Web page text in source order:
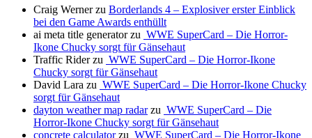
Craig Wernerzu Borderlands 4 – Explosiver erster Einblick
bei den Game Awards enthüllt
ai meta title generatorzu WWE SuperCard – Die Horror-
Ikone Chucky sorgt für Gänsehaut
Traffic Riderzu WWE SuperCard – Die Horror-Ikone
Chucky sorgt für Gänsehaut
David Lara zu WWE SuperCard – Die Horror-Ikone Chucky
sorgt für Gänsehaut
dayton weather map radarzu WWE SuperCard – Die
Horror-Ikone Chucky sorgt für Gänsehaut
concrete calculatorzu WWE SuperCard – Die Horror-Ikone